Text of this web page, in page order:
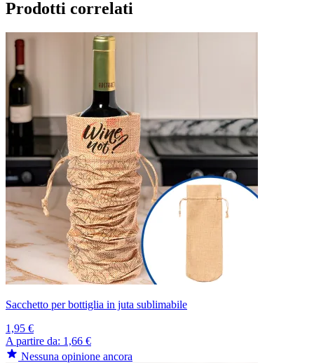
Prodotti correlati
Sacchetto per bottiglia in juta sublimabile
1,95 €
A partire da: 1,66 €
Nessuna opinione ancora